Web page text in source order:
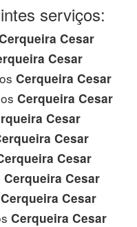
serviços:
Cesar
Cesar
Cerqueira Cesar
Cerqueira Cesar
Cesar
Cesar
Cesar
Cerqueira Cesar
Cerqueira Cesar
Cerqueira Cesar